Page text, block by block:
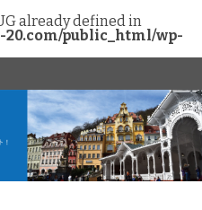
already defined in
public_html/wp-